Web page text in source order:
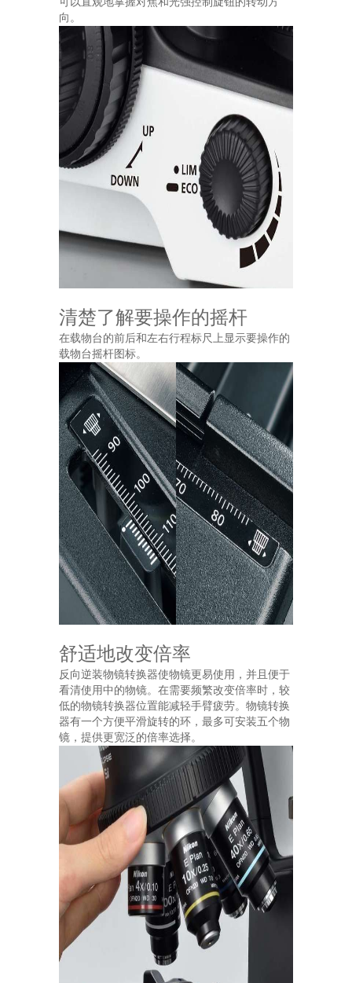
向。
清楚了解要操作的摇杆
在载物台的前后和左右行程标尺上显示要操作的
载物台摇杆图标。
舒适地改变倍率
反向逆装物镜转换器使物镜更易使用，并且便于
看清使用中的物镜。在需要频繁改变倍率时，较
低的物镜转换器位置能减轻手臂疲劳。物镜转换
器有一个方便平滑旋转的环，最多可安装五个物
镜，提供更宽泛的倍率选择。